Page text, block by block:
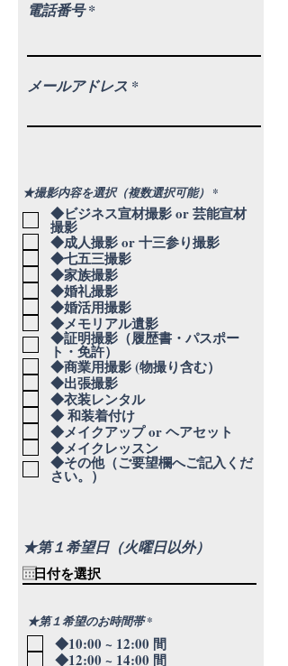
電話番号
メールアドレス
★撮影内容を選択（複数選択可能） *
須
項
◆ビジネス宣材撮影 or 芸能宣材
撮影
◆成人撮影 or 十三参り撮影
◆七五三撮影
◆家族撮影
◆婚礼撮影
◆婚活用撮影
◆メモリアル遺影
◆証明撮影（履歴書・パスポー
ト・免許）
◆商業用撮影 (物撮り含む）
◆出張撮影
◆衣装レンタル
◆ 和装着付け
◆メイクアップ or ヘアセット
◆メイクレッスン
◆その他（ご要望欄へご記入くだ
さい。）
★第１希望日（火曜日以外）
★第１希望のお時間帯 *
項
目
◆10:00 ~ 12:00 間
◆12:00 ~ 14:00 間